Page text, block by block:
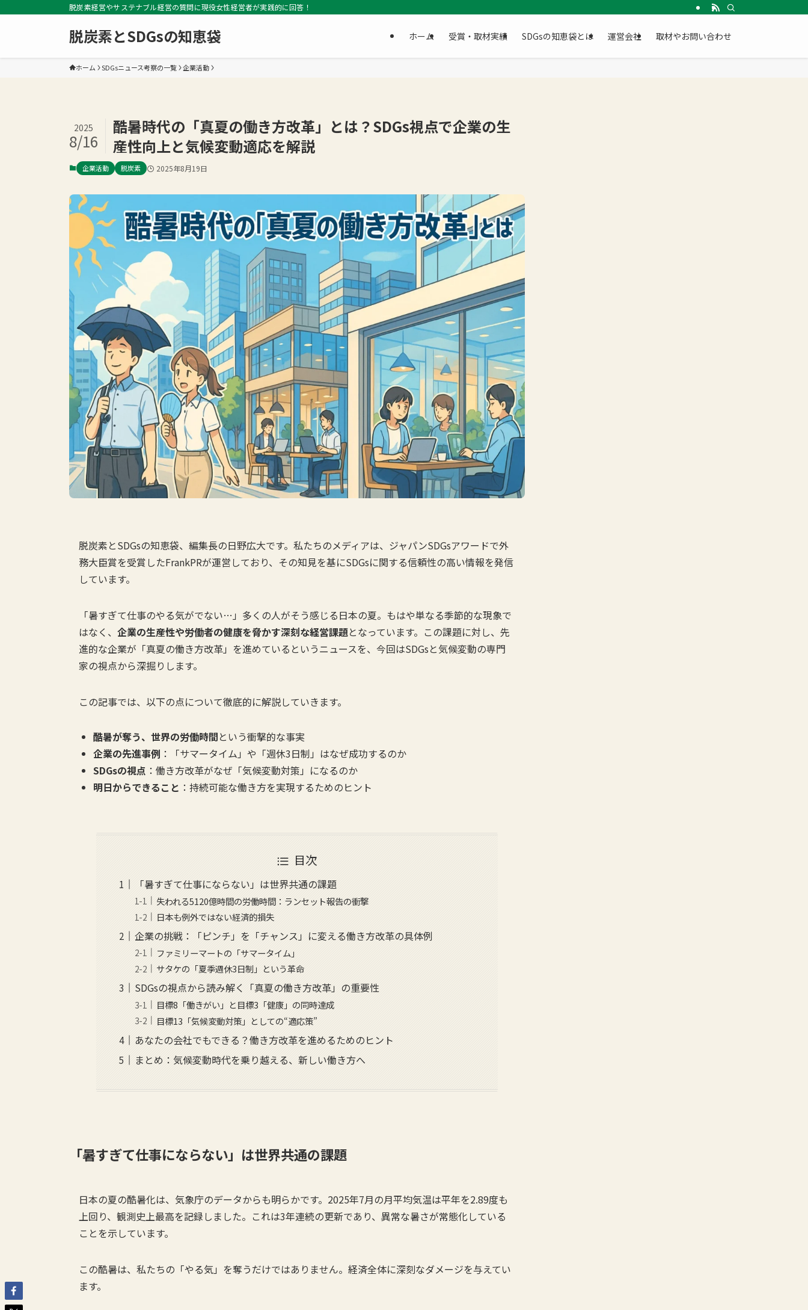
脱炭素経営やサステナブル経営の質問に現役女性経営者が実践的に回答！
脱炭素とSDGsの知恵袋 ホーム 受賞・取材実績 SDGsの知恵袋とは 運営会社 取材やお問い合わせ
ホーム SDGsニュース考察の一覧 企業活動
酷暑時代の「真夏の働き方改革」とは？SDGs視点で企業の生
産性向上と気候変動適応を解説
2025
8/16
企業活動 脱炭素 2025年8月19日
脱炭素とSDGsの知恵袋、編集長の日野広大です。私たちのメディアは、ジャパンSDGsアワードで外
務大臣賞を受賞したFrankPRが運営しており、その知見を基にSDGsに関する信頼性の高い情報を発信
しています。
「暑すぎて仕事のやる気がでない…」多くの人がそう感じる日本の夏。もはや単なる季節的な現象で
はなく、企業の生産性や労働者の健康を脅かす深刻な経営課題となっています。この課題に対し、先
進的な企業が「真夏の働き方改革」を進めているというニュースを、今回はSDGsと気候変動の専門
家の視点から深掘りします。
この記事では、以下の点について徹底的に解説していきます。
酷暑が奪う、世界の労働時間という衝撃的な事実
企業の先進事例 ：「サマータイム」や「週休3日制」はなぜ成功するのか
SDGsの視点 ：働き方改革がなぜ「気候変動対策」になるのか
明日からできること ：持続可能な働き方を実現するためのヒント
目次
「暑すぎて仕事にならない」は世界共通の課題
失われる5120億時間の労働時間：ランセット報告の衝撃
日本も例外ではない経済的損失
企業の挑戦：「ピンチ」を「チャンス」に変える働き方改革の具体例
ファミリーマートの「サマータイム」
サタケの「夏季週休3日制」という革命
SDGsの視点から読み解く「真夏の働き方改革」の重要性
目標8「働きがい」と目標3「健康」の同時達成
目標13「気候変動対策」としての“適応策”
あなたの会社でもできる？働き方改革を進めるためのヒント
まとめ：気候変動時代を乗り越える、新しい働き方へ
「暑すぎて仕事にならない」は世界共通の課題
日本の夏の酷暑化は、気象庁のデータからも明らかです。2025年7月の月平均気温は平年を2.89度も
上回り、観測史上最高を記録しました。これは3年連続の更新であり、異常な暑さが常態化している
ことを示しています。
この酷暑は、私たちの「やる気」を奪うだけではありません。経済全体に深刻なダメージを与えてい
ます。